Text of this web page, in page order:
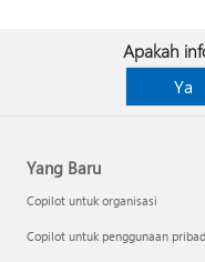
Apakah
Ya
Yang Baru
Copilot untuk organisasi
Copilot untuk penggunaan